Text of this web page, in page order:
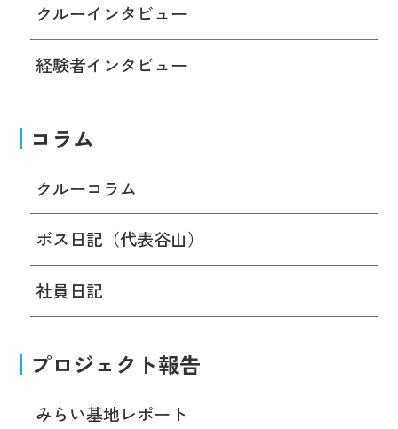
クルーインタビュー
経験者インタビュー
コラム
クルーコラム
ボス日記（代表谷山）
社員日記
プロジェクト報告
みらい基地レポート